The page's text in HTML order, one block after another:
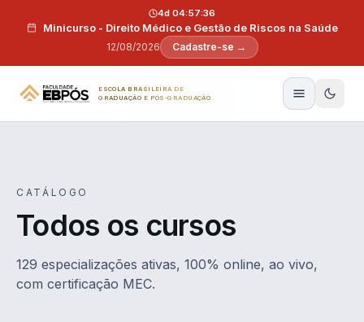
Minicurso - Direito Médico e Gestão de Riscos na Saúde
12/08/2026
4d 04:57:35
Cadastre-se →
ESCOLA BRASILEIRA DE
GRADUAÇÃO E PÓS-GRADUAÇÃO
CATÁLOGO
Todos os cursos
129 especializações ativas, 100% online, ao vivo,
com certificação MEC.